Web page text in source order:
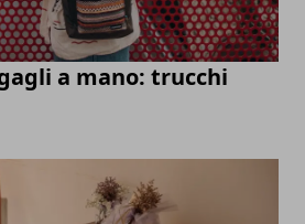
a mano: trucchi